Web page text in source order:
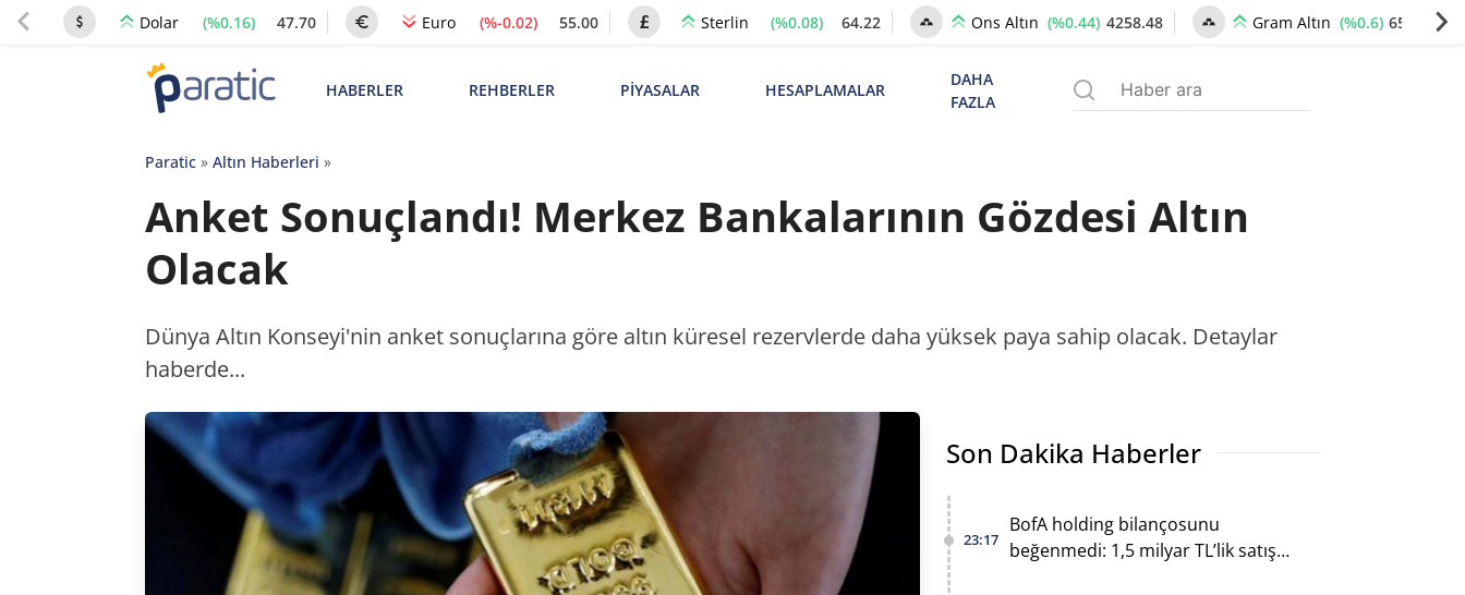
Dolar (%0.16) 47.70 Euro (%-0.02) 55.00 Sterlin (%0.08) 64.22 Ons Altın (%0.44) 4258.48 Gram Altın (%0.6) 6531.50
HABERLER REHBERLER PİYASALAR HESAPLAMALAR
DAHA
FAZLA
Paratic» Altın Haberleri »
Anket Sonuçlandı! Merkez Bankalarının Gözdesi Altın
Olacak
Dünya Altın Konseyi'nin anket sonuçlarına göre altın küresel rezervlerde daha yüksek paya sahip olacak. Detaylar
haberde...
Son Dakika Haberler
23:17
BofA holding bilançosunu
beğenmedi: 1,5 milyar TL’lik satış